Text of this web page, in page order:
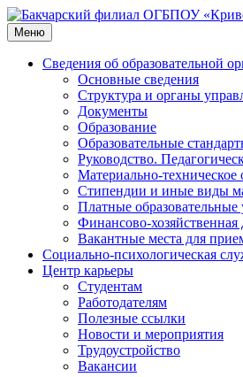
Перейти
к
содержимому
Меню
Сведения об образовательной
Основные сведения
Структура и органы
Документы
Образование
Образовательные
Руководство.
Материально-техническое
Стипендии и иные виды
Платные образовательные
Финансово-хозяйственная
Вакантные места для
Социально-психологическая
Центр карьеры
Студентам
Работодателям
Полезные ссылки
Новости и мероприятия
Трудоустройство
Вакансии